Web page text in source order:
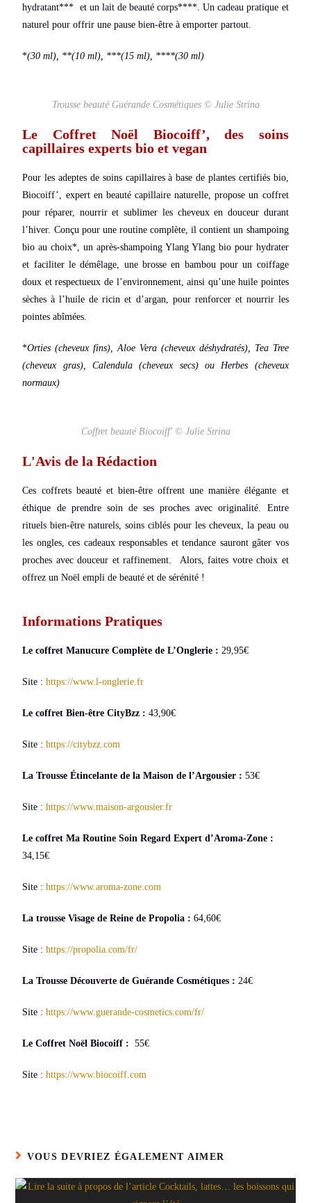
hydratant*** et un lait de beauté corps****. Un cadeau pratique et
naturel pour offrir une pause bien-être à emporter partout.
*(30 ml), **(10 ml), ***(15 ml), ****(30 ml)
Trousse beauté Guérande Cosmétiques © Julie Strina
Le Coffret Noël Biocoiff’, des soins
capillaires experts bio et vegan
Pour les adeptes de soins capillaires à base de plantes certifiés bio,
Biocoiff’, expert en beauté capillaire naturelle, propose un coffret
pour réparer, nourrir et sublimer les cheveux en douceur durant
l’hiver. Conçu pour une routine complète, il contient un shampoing
bio au choix*, unaprès-shampoing Ylang Ylang bio pour hydrater
et faciliter le démêlage, une brosse en bambou pour un coiffage
doux et respectueux de l’environnement, ainsi qu’une huile pointes
sèches à l’huile de ricin et d’argan, pour renforcer et nourrir les
pointes abîmées.
*Orties (cheveux fins), Aloe Vera (cheveux déshydratés), Tea Tree
(cheveux gras), Calendula (cheveux secs) ou Herbes (cheveux
normaux)
Coffret beauté Biocoiff' © Julie Strina
L'Avis de la Rédaction
Ces coffrets beauté et bien-être offrent une manière élégante et
éthique de prendre soin de ses proches avec originalité. Entre
rituels bien-être naturels, soins ciblés pour les cheveux, la peau ou
les ongles, ces cadeaux responsables et tendance sauront gâter vos
proches avec douceur et raffinement.
Alors, faites votre choix et
offrez un Noël empli de beauté et de sérénité !
Informations Pratiques
Le coffret Manucure Complète de L’Onglerie : 29,95€
Site :https://www.l-onglerie.fr
Le coffret Bien-être CityBzz : 43,90€
Site :https://citybzz.com
La Trousse Étincelante de la Maison de l’Argousier :53€
Site :https://www.maison-argousier.fr
Le coffret Ma Routine Soin Regard Expert d’Aroma-Zone :
34,15€
Site :https://www.aroma-zone.com
La trousse Visage de Reine de Propolia : 64,60€
Site :https://propolia.com/fr/
La Trousse Découverte de Guérande Cosmétiques : 24€
Site :https://www.guerande-cosmetics.com/fr/
Le Coffret Noël Biocoiff : 55€
Site :https://www.biocoiff.com
VOUS DEVRIEZ ÉGALEMENT AIMER